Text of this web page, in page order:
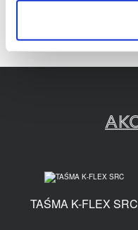
TAŚMA K-FLEX SRC